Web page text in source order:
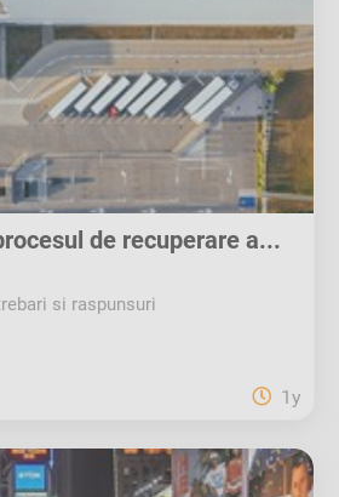
de recuperare a...
si raspunsuri
1y